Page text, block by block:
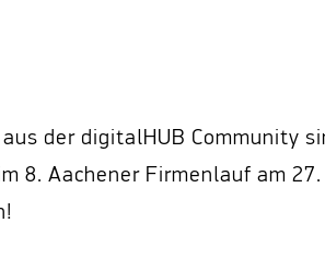
der digitalHUB Community
8. Aachener Firmenlauf am